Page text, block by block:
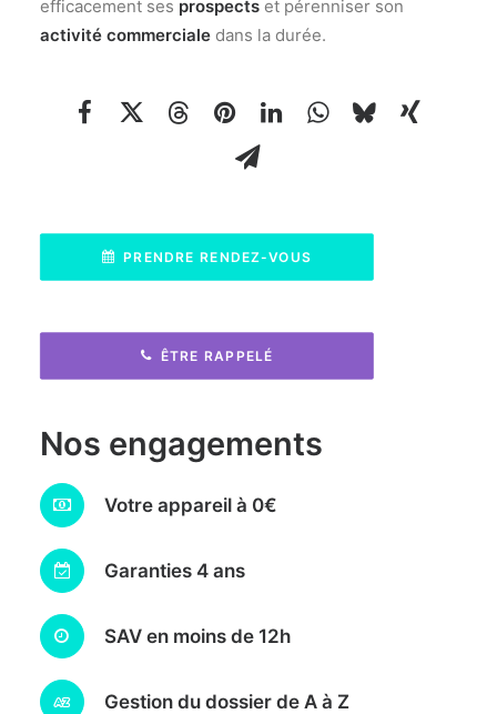
efficacement ses prospects et pérenniser son
activité commerciale dans la durée.
PRENDRE RENDEZ-VOUS
ÊTRE RAPPELÉ
Nos engagements
Votre appareil à 0€
Garanties 4 ans
SAV en moins de 12h
Gestion du dossier de A à Z